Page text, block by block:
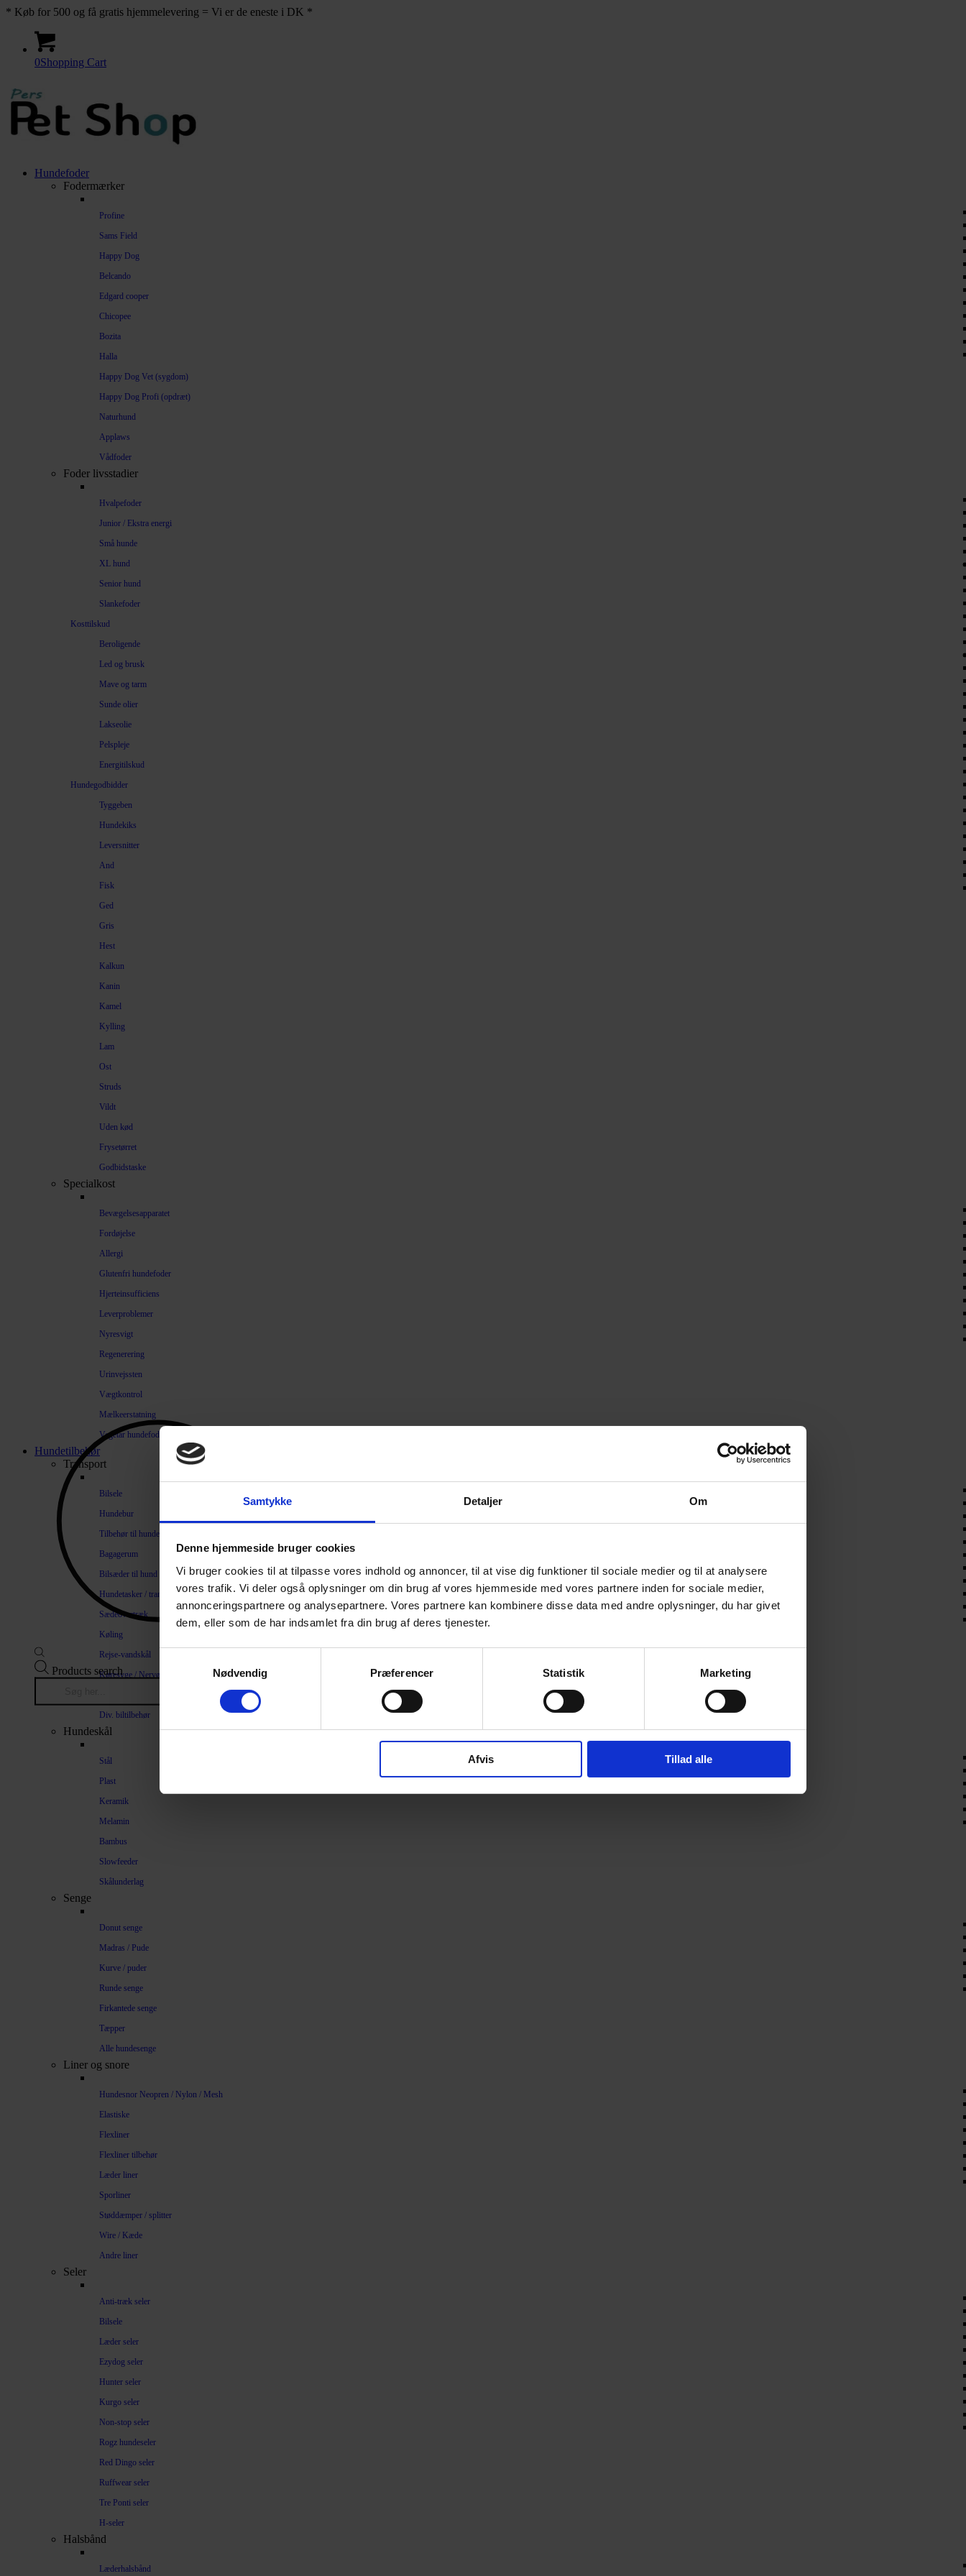
Samtykke Detaljer Om
Denne hjemmeside bruger cookies
Vi bruger cookies til at tilpasse vores indhold og annoncer, til at vise dig funktioner til sociale medier og til at analysere
vores trafik. Vi deler også oplysninger om din brug af vores hjemmeside med vores partnere inden for sociale medier,
annonceringspartnere og analysepartnere. Vores partnere kan kombinere disse data med andre oplysninger, du har givet
dem, eller som de har indsamlet fra din brug af deres tjenester.
Nødvendig
Præferencer Statistik Marketing
Afvis Tillad alle
* Køb for 500 og få gratis hjemmelevering = Vi er de eneste i DK *
0Shopping Cart
Hundefoder
Fodermærker
Profine
Sams Field
Happy Dog
Belcando
Edgard cooper
Chicopee
Bozita
Halla
Happy Dog Vet (sygdom)
Happy Dog Profi (opdræt)
Naturhund
Applaws
Vådfoder
Foder livsstadier
Hvalpefoder
Junior / Ekstra energi
Små hunde
XL hund
Senior hund
Slankefoder
Kosttilskud
Beroligende
Led og brusk
Mave og tarm
Sunde olier
Lakseolie
Pelspleje
Energitilskud
Hundegodbidder
Tyggeben
Hundekiks
Leversnitter
And
Fisk
Ged
Gris
Hest
Kalkun
Kanin
Kamel
Kylling
Lam
Ost
Struds
Vildt
Uden kød
Frysetørret
Godbidstaske
Specialkost
Bevægelsesapparatet
Fordøjelse
Allergi
Glutenfri hundefoder
Hjerteinsufficiens
Leverproblemer
Nyresvigt
Regenerering
Urinvejssten
Vægtkontrol
Mælkeerstatning
Vegetar hundefoder
Hundetilbehør
Transport
Bilsele
Hundebur
Tilbehør til hundebure
Bagagerum
Bilsæder til hund
Hundetasker / transportkasser
Sædeovertræk
Køling
Rejse-vandskål
Køresyge / Nervøsitet
Div. biltilbehør
Hundeskål
Stål
Plast
Keramik
Melamin
Bambus
Slowfeeder
Skålunderlag
Senge
Donut senge
Madras / Pude
Kurve / puder
Runde senge
Firkantede senge
Tæpper
Alle hundesenge
Liner og snore
Hundesnor Neopren / Nylon / Mesh
Elastiske
Flexliner
Flexliner tilbehør
Læder liner
Sporliner
Støddæmper / splitter
Wire / Kæde
Andre liner
Seler
Anti-træk seler
Bilsele
Læder seler
Ezydog seler
Hunter seler
Kurgo seler
Non-stop seler
Rogz hundeseler
Red Dingo seler
Ruffwear seler
Tre Ponti seler
H-seler
Halsbånd
Læderhalsbånd
Products search